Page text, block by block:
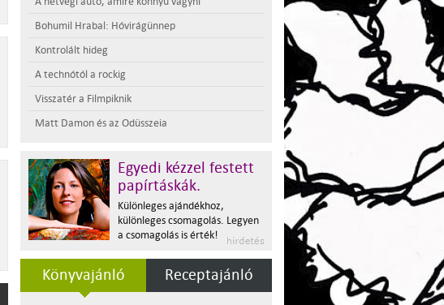
Bohumil Hrabal: Hóvirágünnep
Kontrolált hideg
A technótól a rockig
Visszatér a Filmpiknik
Matt Damon és az Odüsszeia
Egyedi kézzel festett
papírtáskák.
Különleges ajándékhoz,
különleges csomagolás. Legyen
a csomagolás is érték!
Könyvajánló Receptajánló